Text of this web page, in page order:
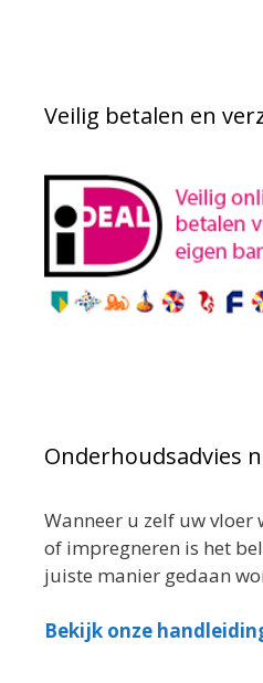
Veilig betalen en
Onderhoudsadvies
Wanneer u zelf uw
of impregneren is het
juiste manier gedaan
Bekijk onze